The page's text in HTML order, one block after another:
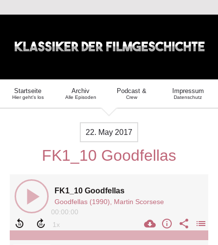
Startseite
Hier geht's los
Archiv
Alle Episoden
Podcast &
Crew
Impressum
Datenschutz
22. May 2017
FK1_10 Goodfellas
FK1_10 Goodfellas
Goodfellas (1990), Martin Scorsese
00:00:00